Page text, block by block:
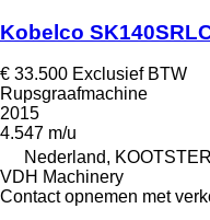
Kobelco
€ 33.500 Exclusief BTW
Rupsgraafmachine
2015
4.547 m/u
Nederland,
VDH Machinery
Contact opnemen met